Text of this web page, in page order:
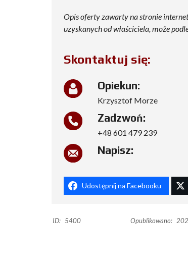
Opis oferty zawarty na stronie
uzyskanych od właściciela, może
Skontaktuj się:
Opiekun:
Krzysztof Morze
Zadzwoń:
+48 601 479 239
Napisz:
Udostępnij na Facebooku
ID: 5400 Opublikowano: